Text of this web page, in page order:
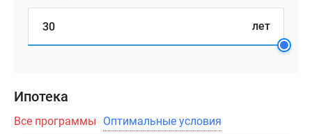
лет
Ипотека
Все программы Оптимальные условия